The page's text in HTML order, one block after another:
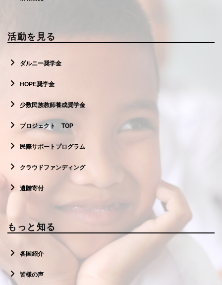
活動を見る
ダルニー奨学金
HOPE奨学金
少数民族教師養成奨学金
プロジェクト TOP
民際サポートプログラム
クラウドファンディング
遺贈寄付
もっと知る
各国紹介
皆様の声